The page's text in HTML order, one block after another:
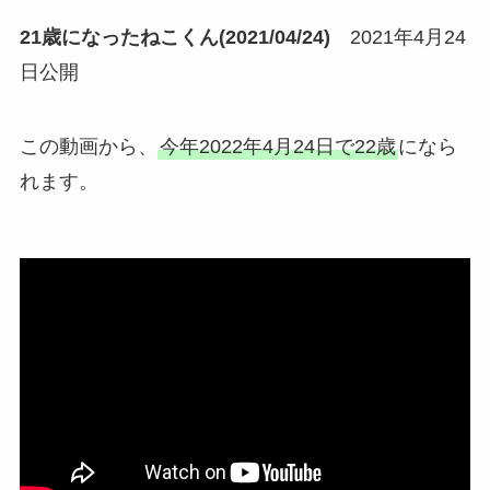
21歳になったねこくん(2021/04/24) 2021年4月24
日公開
この動画から、 今年2022年4月24日で22歳になら
れます。